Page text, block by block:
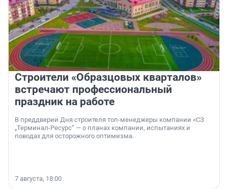
Строители «Образцовых кварталов»
встречают профессиональный
праздник на работе
В преддверии Дня строителя топ-менеджеры компании «СЗ
„Терминал-Ресурс“ — о планах компании, испытаниях и
поводах для осторожного оптимизма.
7 августа, 18:00